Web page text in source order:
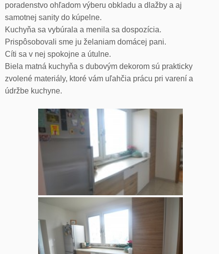
poradenstvo ohľadom výberu obkladu a dlažby a aj
samotnej sanity do kúpelne.
Kuchyňa sa vybúrala a menila sa dospozícia.
Prispôsobovali sme ju želaniam domácej pani.
Cíti sa v nej spokojne a útulne.
Biela matná kuchyňa s dubovým dekorom sú prakticky
zvolené materiály, ktoré vám uľahčia prácu pri varení a
údržbe kuchyne.